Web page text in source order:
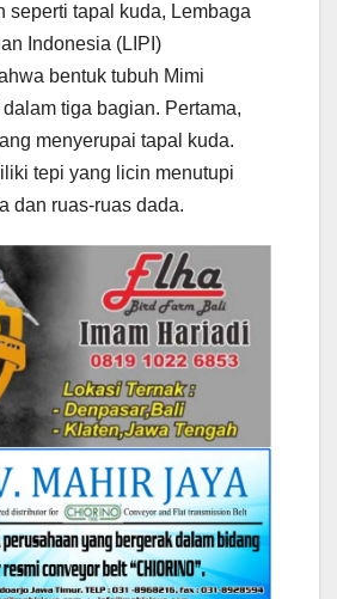
seperti tapal kuda, Lembaga
Indonesia (LIPI)
bentuk tubuh Mimi
tiga bagian. Pertama,
menyerupai tapal kuda.
tepi yang licin menutupi
dan ruas-ruas dada.